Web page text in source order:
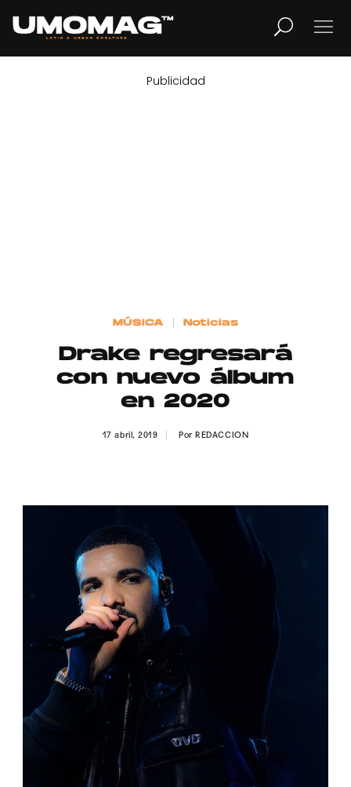
LIFESTYLE
Publicidad
Contacto
Publicidad
MÚSICA Noticias
Drake regresará
con nuevo álbum
en 2020
17 abril, 2019 PorREDACCION